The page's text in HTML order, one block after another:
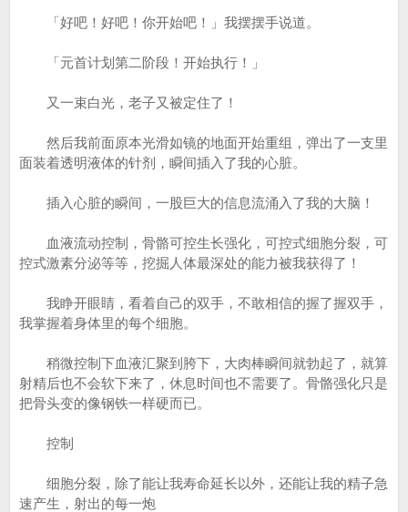
「好吧！好吧！你开始吧！」我摆摆手说道。
「元首计划第二阶段！开始执行！」
又一束白光，老子又被定住了！
然后我前面原本光滑如镜的地面开始重组，弹出了一支里
面装着透明液体的针剂，瞬间插入了我的心脏。
插入心脏的瞬间，一股巨大的信息流涌入了我的大脑！
血液流动控制，骨骼可控生长强化，可控式细胞分裂，可
控式激素分泌等等，挖掘人体最深处的能力被我获得了！
我睁开眼睛，看着自己的双手，不敢相信的握了握双手，
我掌握着身体里的每个细胞。
稍微控制下血液汇聚到胯下，大肉棒瞬间就勃起了，就算
射精后也不会软下来了，休息时间也不需要了。骨骼强化只是
把骨头变的像钢铁一样硬而已。
控制
细胞分裂，除了能让我寿命延长以外，还能让我的精子急
速产生，射出的每一炮